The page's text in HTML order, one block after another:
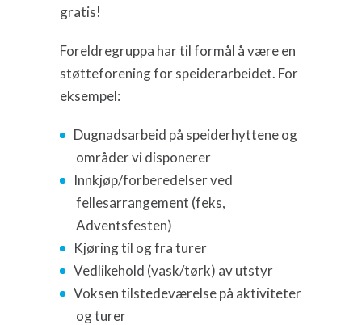
gratis!
Foreldregruppa har til formål å være en
støtteforening for speiderarbeidet. For
eksempel:
Dugnadsarbeid på speiderhyttene og
områder vi disponerer
Innkjøp/forberedelser ved
fellesarrangement (feks,
Adventsfesten)
Kjøring til og fra turer
Vedlikehold (vask/tørk) av utstyr
Voksen tilstedeværelse på aktiviteter
og turer